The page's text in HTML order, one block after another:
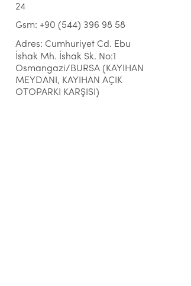
24
Gsm: +90 (544) 396 98 58
Adres: Cumhuriyet Cd. Ebu
İshak Mh. İshak Sk. No:1
Osmangazi/BURSA (KAYIHAN
MEYDANI, KAYIHAN AÇIK
OTOPARKI KARŞISI)